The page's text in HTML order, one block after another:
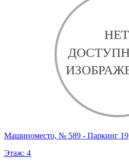
Машиноместо, № 589 - Паркинг 19
Этаж: 4